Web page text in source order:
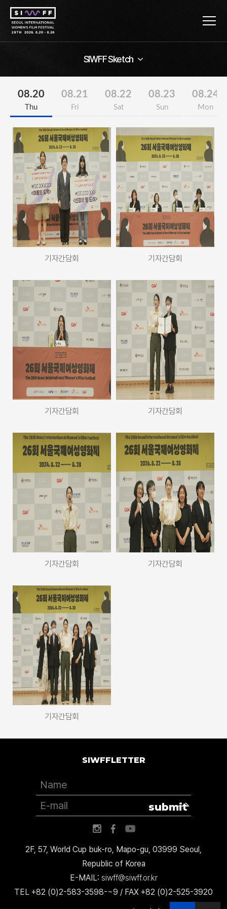
SIWFF Sketch
08.20
Thu
08.21
Fri
08.22
Sat
08.23
Sun
08.24
Mon
기자간담회 기자간담회
기자간담회 기자간담회
기자간담회 기자간담회
기자간담회
2F, 57, World Cup buk-ro, Mapo-gu, 03999 Seoul,
Republic of Korea
E-MAIL: siwff@siwff.or.kr
TEL +82 (0)2-583-3598-~9 / FAX +82 (0)2-525-3920
SIWFFLETTER
submit